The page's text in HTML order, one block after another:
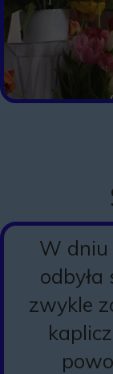
W dniu
zwykle